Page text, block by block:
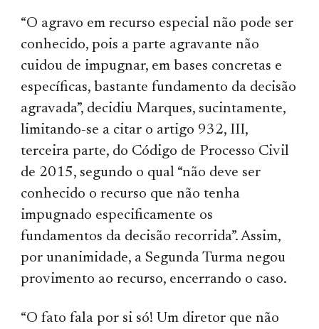
“O agravo em recurso especial não pode ser
conhecido, pois a parte agravante não
cuidou de impugnar, em bases concretas e
específicas, bastante fundamento da decisão
agravada”, decidiu Marques, sucintamente,
limitando-se a citar o artigo 932, III,
terceira parte, do Código de Processo Civil
de 2015, segundo o qual “não deve ser
conhecido o recurso que não tenha
impugnado especificamente os
fundamentos da decisão recorrida”. Assim,
por unanimidade, a Segunda Turma negou
provimento ao recurso, encerrando o caso.
“O fato fala por si só! Um diretor que não